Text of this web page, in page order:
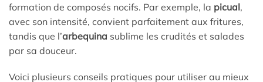
formation de composés nocifs. Par exemple, la picual,
avec son intensité, convient parfaitement aux fritures,
tandis que l’arbequina sublime les crudités et salades
par sa douceur.
Voici plusieurs conseils pratiques pour utiliser au mieux